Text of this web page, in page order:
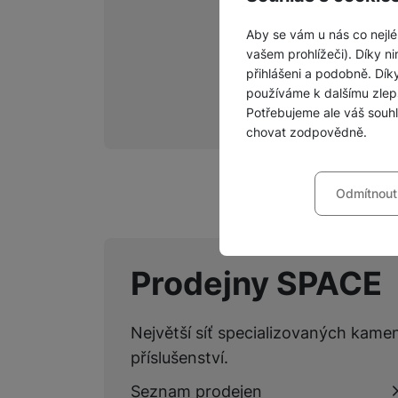
Aby se vám u nás co
vašem prohlížeči). Díky
přihlášeni a podobně.
používáme k dalšímu
Potřebujeme ale váš
chovat zodpovědně.
Nastavení
bez těchto
VŽDY AKTIVNÍ
Preferenční a
Preferenční a rozšířené
chatu
Analytické
abychom
Prodejny SPACE
Největší síť specializovaných
příslušenství.
Seznam prodejen